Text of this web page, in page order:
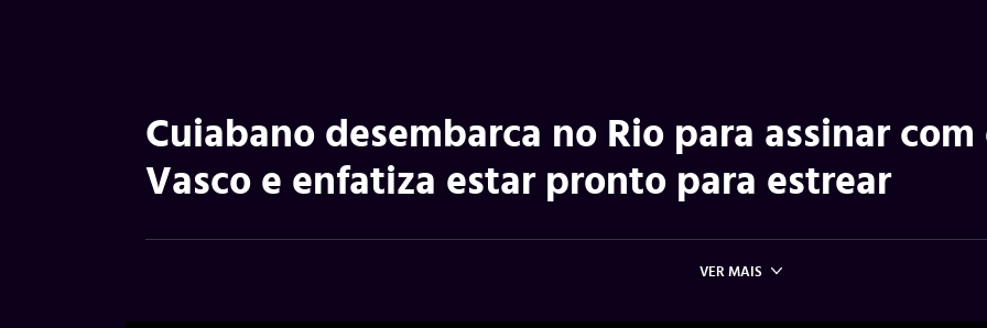
Cuiabano desembarca no Rio para assinar com
Vasco e enfatiza estar pronto para estrear
VER MAIS